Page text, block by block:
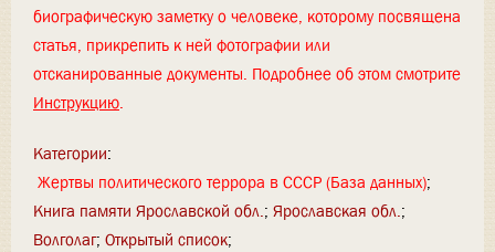
биографическую заметку о человеке, которому посвящена
статья, прикрепить к ней фотографии или
отсканированные документы. Подробнее об этом смотрите
Инструкцию.
Категории:
Жертвы политического террора в СССР (База данных)
Книга памяти Ярославской обл. Ярославская обл.
Волголаг Открытый список